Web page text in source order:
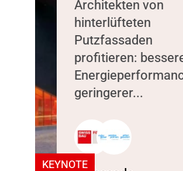
KEYNOTE
Architekten von
hinterlüfteten
Putzfassaden
profitieren:
geringerer...